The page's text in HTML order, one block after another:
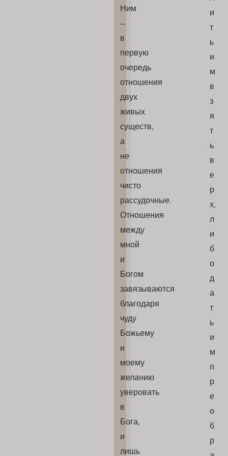
Ним
–
в
первую
очередь
отношения
двух
живых
существ,
а
не
отношения
чисто
рассудочные.
Отношения
между
мной
и
Богом
завязываются
благодаря
чуду
Божьему
и
моему
желанию
уверовать
в
Бога,
и
лишь
и
т
ь
и
м
в
з
я
т
ь
в
е
р
х,
л
и
б
о
д
а
т
ь
и
м
п
р
е
о
б
р